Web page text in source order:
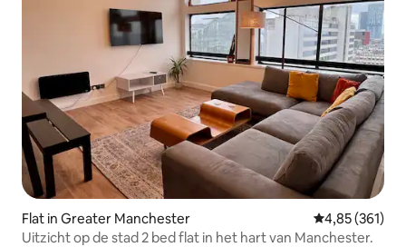
Flat in Greater Manchester Gemiddelde
4,85 (361)
Uitzicht op de stad 2 bed flat in het hart van Manchester.